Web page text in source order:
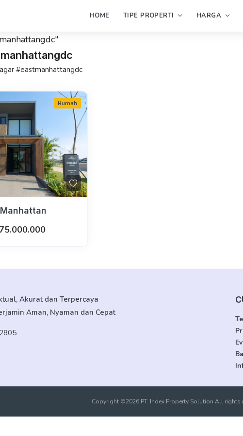
HOME TIPE PROPERTI HARGA
#eastmanhattangdc
Rumah
Akurat dan Terpercaya
Aman, Nyaman dan Cepat
Copyright ©2026 PT. Index Property Solution All rights